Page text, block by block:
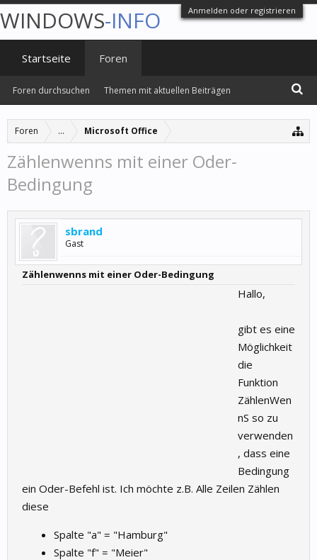
Anmelden oder registrieren
Foren ... Microsoft Office
Zählenwenns mit einer Oder-
Bedingung
sbrand
Gast
Zählenwenns mit einer Oder-Bedingung
Hallo,
gibt es eine
Möglichkeit
die
Funktion
ZählenWen
nS so zu
verwenden
, dass eine
Bedingung
ein Oder-Befehl ist. Ich möchte z.B. Alle Zeilen Zählen
diese
Spalte "a" = "Hamburg"
Spalte "f" = "Meier"
WINDOWS-INFO
Startseite Foren
Foren durchsuchen Themen mit aktuellen Beiträgen